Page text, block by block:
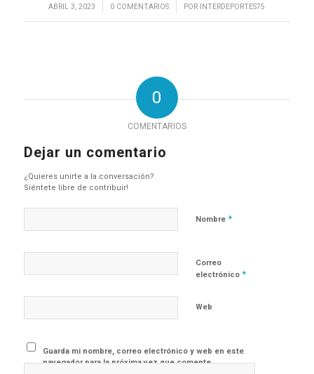
ABRIL 3, 2023
/ 0 COMENTARIOS
/ POR INTERDEPORTES75
0
COMENTARIOS
Dejar un comentario
¿Quieres unirte a la conversación?
Siéntete libre de contribuir!
Nombre *
Correo
electrónico *
Web
Guarda mi nombre, correo electrónico y web en este
navegador para la próxima vez que comente.